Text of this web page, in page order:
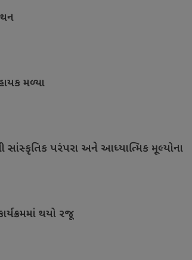
મળ્યા
સાંસ્કૃતિક પરંપરા અને આધ્યાત્મિક મૂલ્યોના
થયો રજૂ